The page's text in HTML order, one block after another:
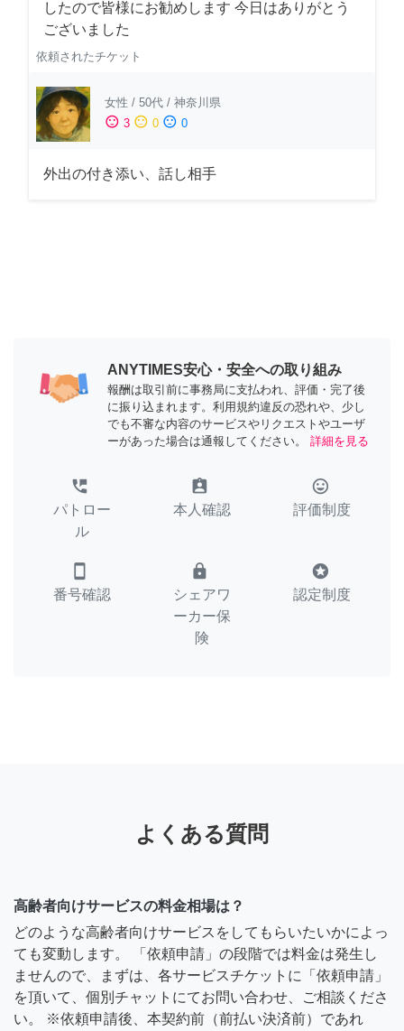
したので皆様にお勧めします 今日はありがとう
ございました
依頼されたチケット
女性 / 50代 / 神奈川県
sentiment_satisfied 3 sentiment_neutral 0 sentiment_dissatisfied 0
外出の付き添い、話し相手
ANYTIMES安心・安全への取り組み
報酬は取引前に事務局に支払われ、評価・完了後
に振り込まれます。利用規約違反の恐れや、少し
でも不審な内容のサービスやリクエストやユーザ
ーがあった場合は通報してください。
詳細を見る
perm_phone_msg
パトロー
ル
assignment_ind
本人確認
tag_faces
評価制度
smartphone
番号確認
lock
シェアワ
ーカー保
険
stars
認定制度
よくある質問
高齢者向けサービスの料金相場は？
どのような高齢者向けサービスをしてもらいたいかによっ
ても変動します。 「依頼申請」の段階では料金は発生し
ませんので、まずは、各サービスチケットに「依頼申請」
を頂いて、個別チャットにてお問い合わせ、ご相談くださ
い。 ※依頼申請後、本契約前（前払い決済前）であれ